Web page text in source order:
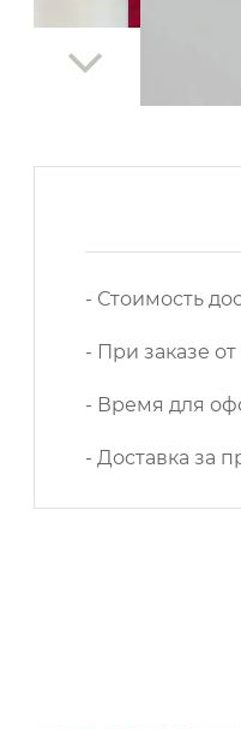
- Стоимость
- При заказе
- Время для
- Доставка за